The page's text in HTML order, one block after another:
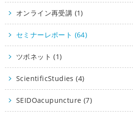
オンライン再受講 (1)
セミナーレポート (64)
ツボネット (1)
ScientificStudies (4)
SEIDOacupuncture (7)